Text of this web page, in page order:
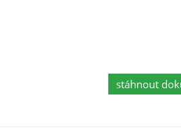
stáhnout